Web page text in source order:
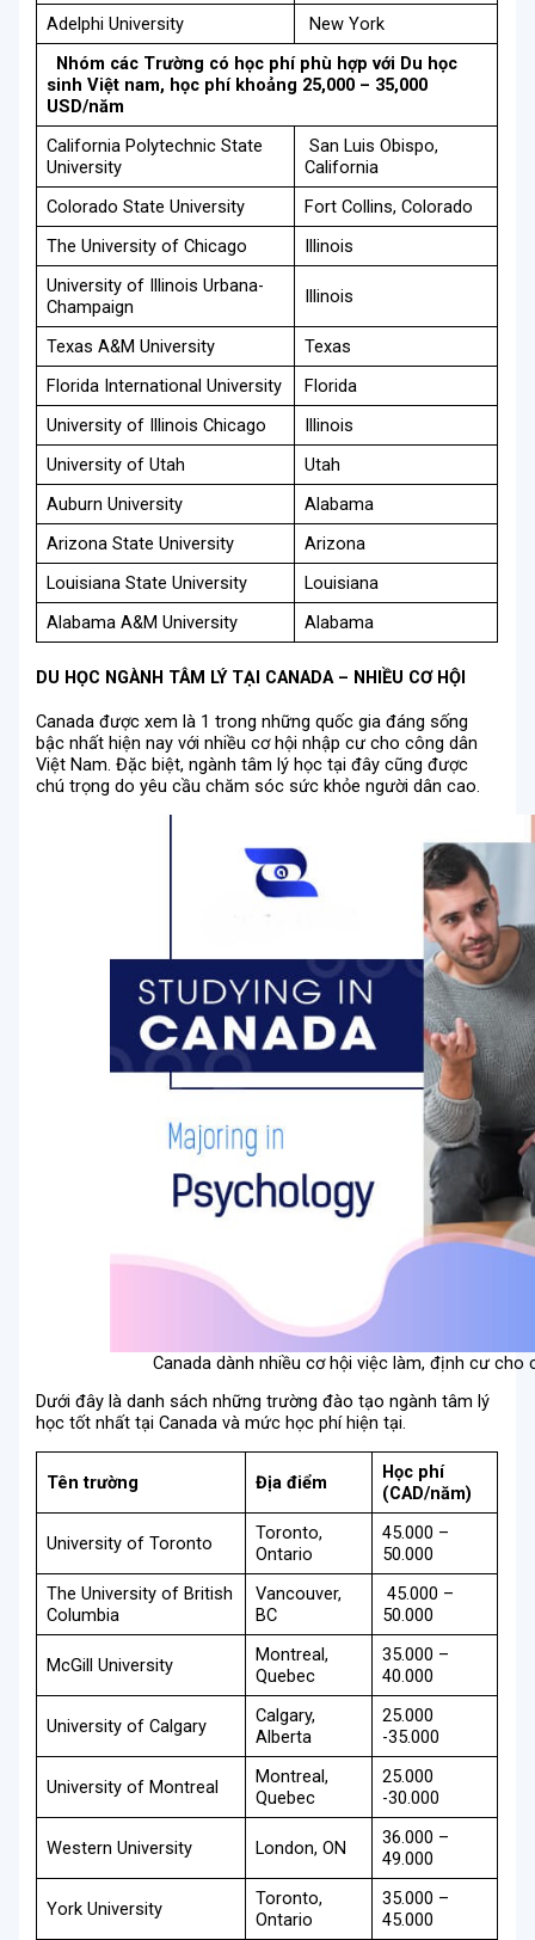
Adelphi University
New York
Nhóm các Trường có học phí phù hợp với Du học
sinh Việt nam, học phí khoảng 25,000 – 35,000
USD/năm
California Polytechnic State
University
San Luis Obispo,
California
Colorado State University
Fort Collins, Colorado
The University of Chicago
Illinois
University of Illinois Urbana-
Champaign
Illinois
Texas A&M University
Texas
Florida International University
Florida
University of Illinois Chicago
Illinois
University of Utah
Utah
Auburn University
Alabama
Arizona State University
Arizona
Louisiana State University
Louisiana
Alabama A&M University
Alabama
DU HỌC NGÀNH TÂM LÝ TẠI CANADA – NHIỀU CƠ HỘI
Canada được xem là 1 trong những quốc gia đáng sống
bậc nhất hiện nay với nhiều cơ hội nhập cư cho công dân
Việt Nam. Đặc biệt, ngành tâm lý học tại đây cũng được
chú trọng do yêu cầu chăm sóc sức khỏe người dân cao.
Canada dành nhiều cơ hội việc làm, định cư
Dưới đây là danh sách những trường đào tạo ngành tâm lý
học tốt nhất tại Canada và mức học phí hiện tại.
Tên trường Địa điểm
Học phí
(CAD/năm)
University of Toronto
Toronto,
Ontario
45.000 –
50.000
The University of British
Columbia
Vancouver,
BC
45.000 –
50.000
McGill University
Montreal,
Quebec
35.000 –
40.000
University of Calgary
Calgary,
Alberta
25.000
-35.000
University of Montreal
Montreal,
Quebec
25.000
-30.000
Western University London, ON
36.000 –
49.000
York University
Toronto,
Ontario
35.000 –
45.000